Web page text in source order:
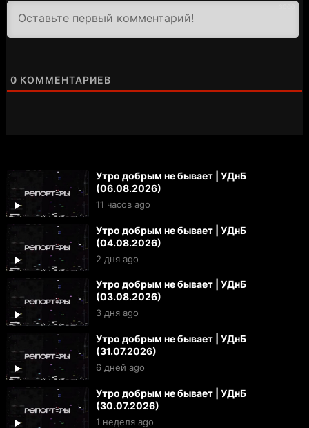
0 КОММЕНТАРИЕВ
Утро добрым не бывает | УДнБ
(06.08.2026)
11 часов ago
Утро добрым не бывает | УДнБ
(04.08.2026)
2 дня ago
Утро добрым не бывает | УДнБ
(03.08.2026)
3 дня ago
Утро добрым не бывает | УДнБ
(31.07.2026)
6 дней ago
Утро добрым не бывает | УДнБ
(30.07.2026)
1 неделя ago